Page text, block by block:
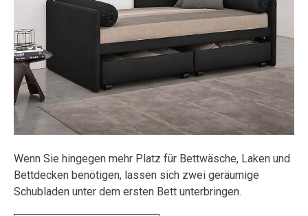
Wenn Sie hingegen mehr Platz für Bettwäsche, Laken und
Bettdecken benötigen, lassen sich zwei geräumige
Schubladen unter dem ersten Bett unterbringen.